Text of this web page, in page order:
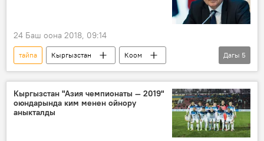
24 Баш оона 2018, 09:14
тайпа Кыргызстан
Коом
Жаңылыктар
Экономика
Олег Панкратов
ишкер
социалдык тармак
Дагы 5
Кыргызстан "Азия чемпионаты — 2019"
оюндарында ким менен ойнору
аныкталды